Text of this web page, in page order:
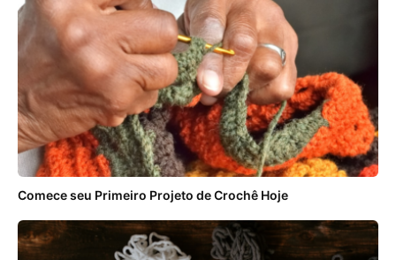
Comece seu Primeiro Projeto de Crochê Hoje